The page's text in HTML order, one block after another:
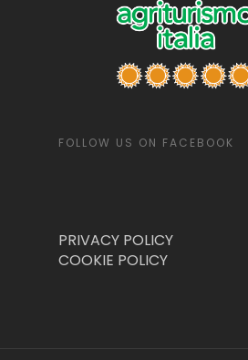
FOLLOW US ON FACEBOOK
PRIVACY POLICY
COOKIE POLICY